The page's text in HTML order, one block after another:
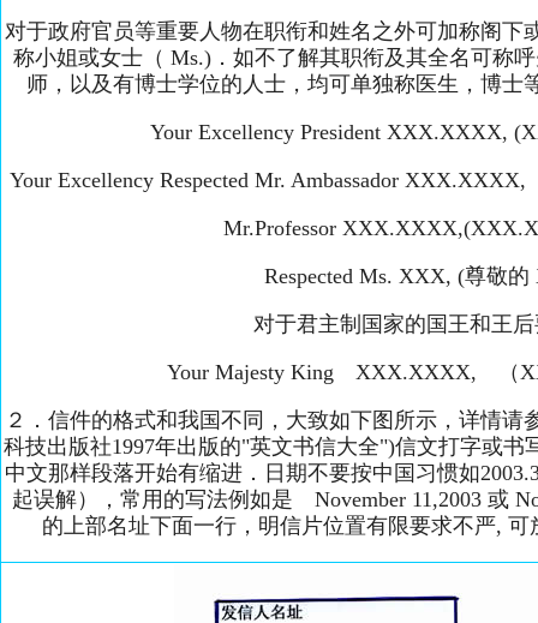
对于政府官员等重要人物在职衔和姓名之外可加称阁下
称小姐或女士（ Ms.)．如不了解其职衔及其全名可称
师，以及有博士学位的人士，均可单独称医生，博
Your Excellency President XXX.XXXX,
Your Excellency Respected Mr. Ambassador
Mr.Professor
Respected Ms. XXX, (尊敬
对于君主制国家的国王和王
Your Majesty King XXX.XXXX, （
２．信件的格式和我国不同，大致如下图所示，详情
科技出版社1997年出版的"英文书信大全")信文打字或
中文那样段落开始有缩进．日期不要按中国习惯如
起误解），常用的写法例如是 November 11,2003 或
的上部名址下面一行，明信片位置有限要求不严,